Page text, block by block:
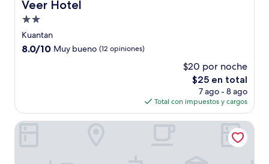
Veer Hotel
Veer Hotel
Propiedad
de
2.0
Kuantan
8.0
opiniones)
8.0/10 Muy bueno (12 opiniones)
$20 por noche
El
precio
actual
es
de
$25 en total
7 ago - 8 ago
Total con impuestos y cargos
Nurbayu Villa (3 and 4 bedroom Villa) Kemaman